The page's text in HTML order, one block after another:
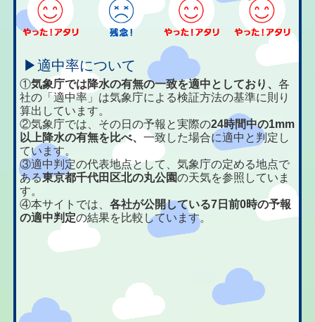
▶適中率について
①気象庁では降水の有無の一致を適中としており、各
社の「適中率」は気象庁による検証方法の基準に則り
算出しています。
②気象庁では、その日の予報と実際の24時間中の1mm
以上降水の有無を比べ、一致した場合に適中と判定し
ています。
③適中判定の代表地点として、気象庁の定める地点で
ある東京都千代田区北の丸公園の天気を参照していま
す。
④本サイトでは、各社が公開している7日前0時の予報
の適中判定の結果を比較しています。